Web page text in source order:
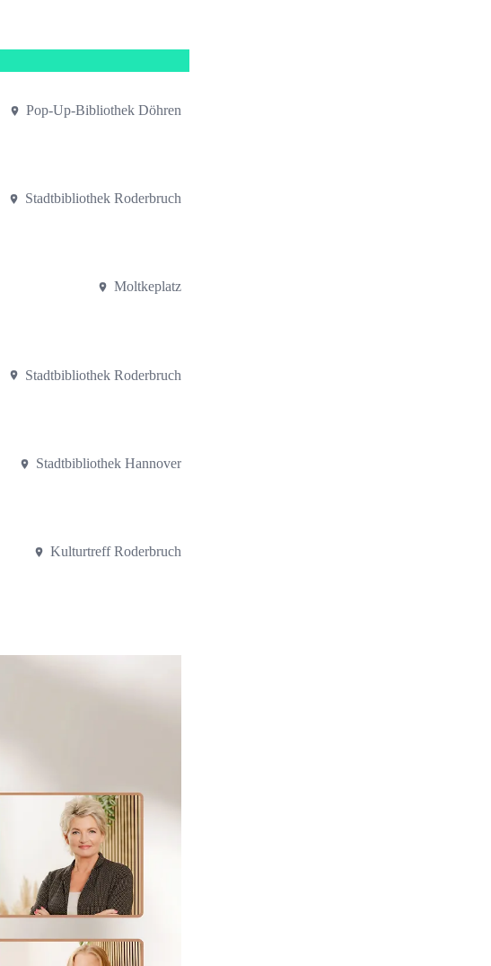
Pop-Up-Bibliothek Döhren
Stadtbibliothek Roderbruch
Moltkeplatz
Stadtbibliothek Roderbruch
Stadtbibliothek Hannover
Kulturtreff Roderbruch